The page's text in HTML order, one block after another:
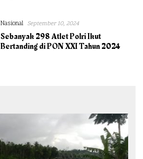
Nasional September 10, 2024
Sebanyak 298 Atlet Polri Ikut
Bertanding di PON XXI Tahun 2024